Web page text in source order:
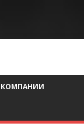
КОМПАНИИ